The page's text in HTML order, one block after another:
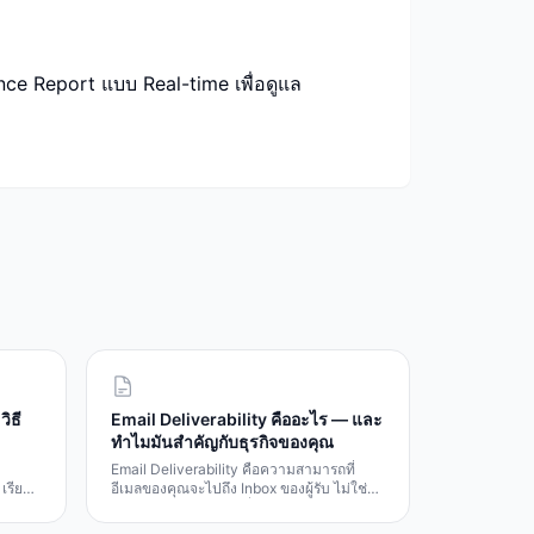
Report แบบ Real-time เพื่อดูแล
ธี
ยนรู้
Email Deliverability คืออะไร — และ
ทำไมมันสำคัญกับธุรกิจของคุณ
Email Deliverability คือความสามารถที่
อีเมลของคุณจะไปถึง Inbox ของผู้รับ ไม่ใช่